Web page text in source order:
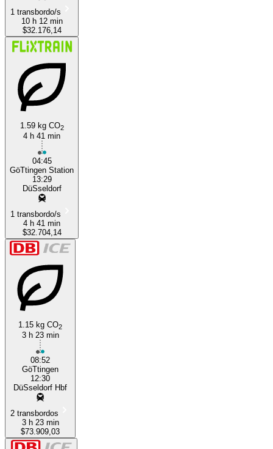
1 transbordo/s
10 h 12 min
$32.176,14
1.59 kg CO2
4 h 41 min
04:45
GöTtingen Station
13:29
DüSseldorf
1 transbordo/s
4 h 41 min
$32.704,14
1.15 kg CO2
3 h 23 min
08:52
GöTtingen
12:30
DüSseldorf Hbf
2 transbordos
3 h 23 min
$73.909,03